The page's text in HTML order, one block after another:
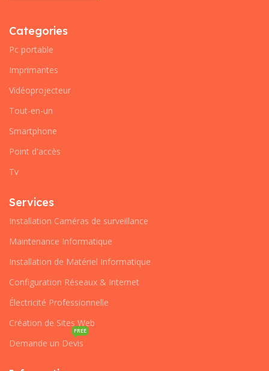
Categories
Pc portable
Imprimantes
Vidéoprojecteur
Tout-en-un
Smartphone
Point d'accès
Tv
Services
Installation Caméras de surveillance
Maintenance Informatique
Installation de Matériel Informatique
Configuration Réseaux & Internet
Électricité Professionnelle
Création de Sites Web
Demande un Devis
FREE